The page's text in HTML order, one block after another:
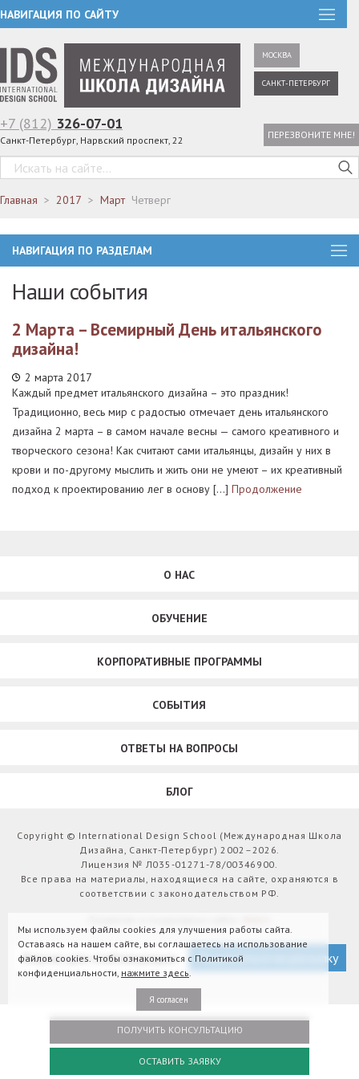
НАВИГАЦИЯ ПО САЙТУ
МОСКВА
САНКТ-ПЕТЕРБУРГ
+7 (812) 326-07-01
Санкт-Петербург, Нарвский проспект, 22 ПЕРЕЗВОНИТЕ МНЕ!
Главная 2017 Март Четверг
НАВИГАЦИЯ ПО РАЗДЕЛАМ
Наши события
2 Марта – Всемирный День итальянского
дизайна!
2 марта 2017
Каждый предмет итальянского дизайна – это праздник!
Традиционно, весь мир с радостью отмечает день итальянского
дизайна 2 марта – в самом начале весны — самого креативного и
творческого сезона! Как считают сами итальянцы, дизайн у них в
крови и по-другому мыслить и жить они не умеют – их креативный
подход к проектированию лег в основу […] Продолжение
О НАС
ОБУЧЕНИЕ
КОРПОРАТИВНЫЕ ПРОГРАММЫ
СОБЫТИЯ
ОТВЕТЫ НА ВОПРОСЫ
БЛОГ
Copyright © International Design School (Международная Школа
Дизайна, Санкт-Петербург) 2002–2026.
Лицензия № Л035-01271-78/00346900.
Все права на материалы, находящиеся на сайте, охраняются в
соответствии с законодательством РФ.
Версия для слабовидящих Подписаться на рассылку
ПОЛУЧИТЬ КОНСУЛЬТАЦИЮ
ОСТАВИТЬ ЗАЯВКУ
Мы используем файлы cookies для улучшения работы сайта.
Оставаясь на нашем сайте, вы соглашаетесь на использование
файлов cookies. Чтобы ознакомиться с Политикой
конфиденциальности, нажмите здесь.
Я согласен